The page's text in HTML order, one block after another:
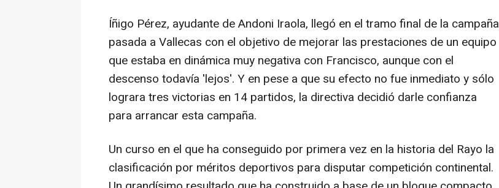
Íñigo Pérez, ayudante de Andoni Iraola, llegó en el tramo final de la campaña
pasada a Vallecas con el objetivo de mejorar las prestaciones de un equipo
que estaba en dinámica muy negativa con Francisco, aunque con el
descenso todavía 'lejos'. Y en pese a que su efecto no fue inmediato y sólo
lograra tres victorias en 14 partidos, la directiva decidió darle confianza
para arrancar esta campaña.
Un curso en el que ha conseguido por primera vez en la historia del Rayo la
clasificación por méritos deportivos para disputar competición continental.